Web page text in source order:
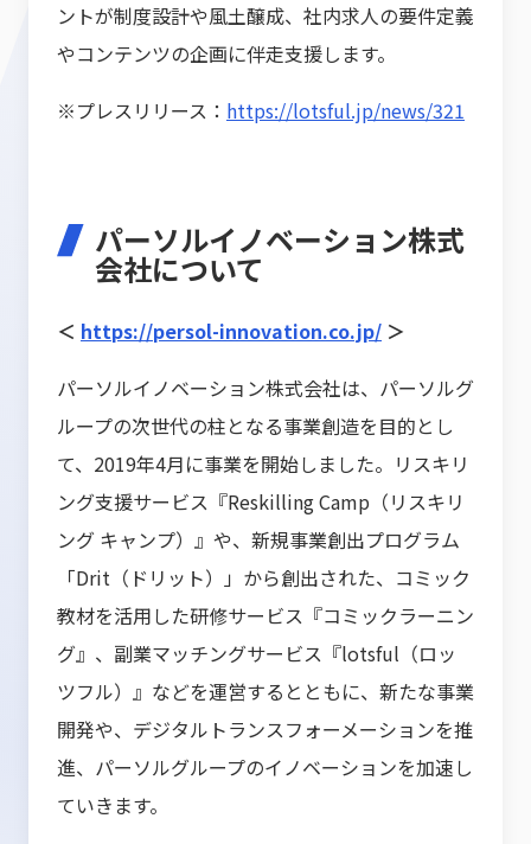
ントが制度設計や風土醸成、社内求人の要件定義
やコンテンツの企画に伴走支援します。
※プレスリリース： https://lotsful.jp/news/321
パーソルイノベーション株式
会社について
＜ https://persol-innovation.co.jp/ ＞
パーソルイノベーション株式会社は、パーソルグ
ループの次世代の柱となる事業創造を目的とし
て、2019年4月に事業を開始しました。リスキリ
ング支援サービス『Reskilling Camp（リスキリ
ング キャンプ）』や、新規事業創出プログラム
「Drit（ドリット）」から創出された、コミック
教材を活用した研修サービス『コミックラーニン
グ』、副業マッチングサービス『lotsful（ロッ
ツフル）』などを運営するとともに、新たな事業
開発や、デジタルトランスフォーメーションを推
進、パーソルグループのイノベーションを加速し
ていきます。